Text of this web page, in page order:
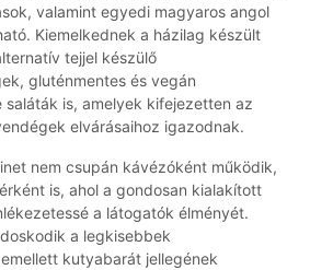
valamint egyedi magyaros angol
Kiemelkednek a házilag készült
tejjel készülő
gluténmentes és vegán
saláták is, amelyek kifejezetten az
elvárásaihoz igazodnak.
nem csupán kávézóként működik,
is, ahol a gondosan kialakított
a látogatók élményét.
a legkisebbek
kutyabarát jellegének